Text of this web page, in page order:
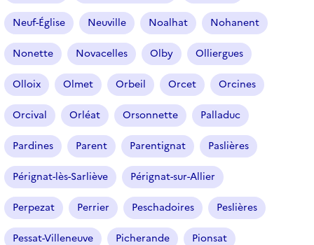
Neuf-Église Neuville Noalhat Nohanent
Nonette Novacelles Olby Olliergues
Olloix Olmet Orbeil Orcet Orcines
Orcival Orléat Orsonnette Palladuc
Pardines Parent Parentignat Paslières
Pérignat-lès-Sarliève Pérignat-sur-Allier
Perpezat Perrier Peschadoires Peslières
Pessat-Villeneuve Picherande Pionsat